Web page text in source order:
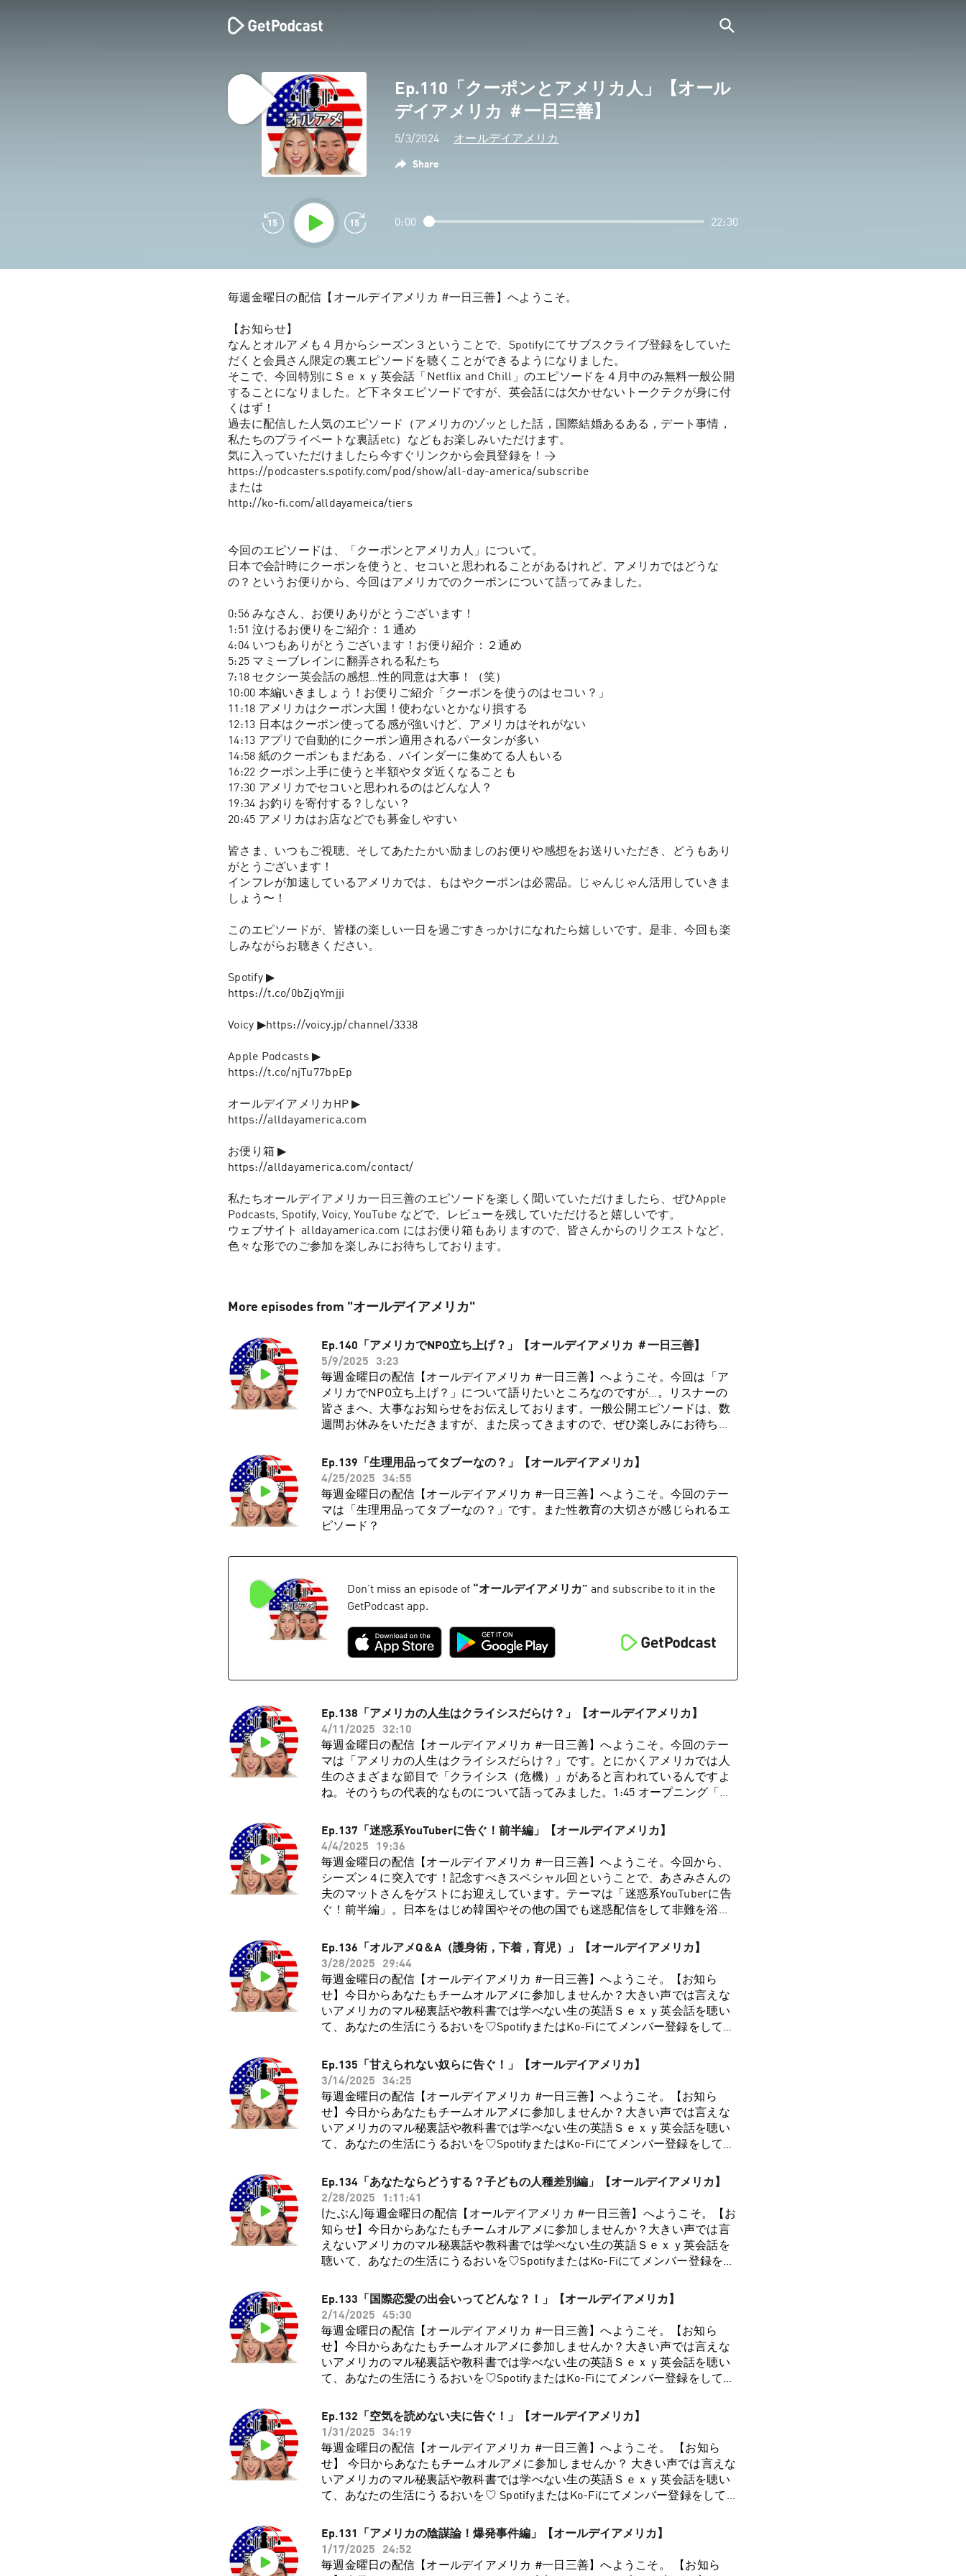
Ep.110「クーポンとアメリカ人」【オール
デイアメリカ ＃一日三善】
5/3/2024 オールデイアメリカ
Share
0:00 22:30
毎週金曜日の配信【オールデイアメリカ #一日三善】へようこそ。
【お知らせ】
なんとオルアメも４月からシーズン３ということで、Spotifyにてサブスクライブ登録をしていた
だくと会員さん限定の裏エピソードを聴くことができるようになりました。
そこで、今回特別にＳｅｘｙ英会話「Netflix and Chill」のエピソードを４月中のみ無料一般公開
することになりました。ど下ネタエピソードですが、英会話には欠かせないトークテクが身に付
くはず！
過去に配信した人気のエピソード（アメリカのゾッとした話，国際結婚あるある，デート事情，
私たちのプライベートな裏話etc）などもお楽しみいただけます。
気に入っていただけましたら今すぐリンクから会員登録を！→
https://podcasters.spotify.com/pod/show/all-day-america/subscribe
または
http://ko-fi.com/alldayameica/tiers
今回のエピソードは、「クーポンとアメリカ人」について。
日本で会計時にクーポンを使うと、セコいと思われることがあるけれど、アメリカではどうな
の？というお便りから、今回はアメリカでのクーポンについて語ってみました。
0:56 みなさん、お便りありがとうございます！
1:51 泣けるお便りをご紹介：１通め
4:04 いつもありがとうございます！お便り紹介：２通め
5:25 マミーブレインに翻弄される私たち
7:18 セクシー英会話の感想…性的同意は大事！（笑）
10:00 本編いきましょう！お便りご紹介「クーポンを使うのはセコい？」
11:18 アメリカはクーポン大国！使わないとかなり損する
12:13 日本はクーポン使ってる感が強いけど、アメリカはそれがない
14:13 アプリで自動的にクーポン適用されるパータンが多い
14:58 紙のクーポンもまだある、バインダーに集めてる人もいる
16:22 クーポン上手に使うと半額やタダ近くなることも
17:30 アメリカでセコいと思われるのはどんな人？
19:34 お釣りを寄付する？しない？
20:45 アメリカはお店などでも募金しやすい
皆さま、いつもご視聴、そしてあたたかい励ましのお便りや感想をお送りいただき、どうもあり
がとうございます！
インフレが加速しているアメリカでは、もはやクーポンは必需品。じゃんじゃん活用していきま
しょう〜！
このエピソードが、皆様の楽しい一日を過ごすきっかけになれたら嬉しいです。是非、今回も楽
しみながらお聴きください。
Spotify ▶︎
https://t.co/0bZjqYmjji
Voicy ▶︎https://voicy.jp/channel/3338
Apple Podcasts ▶︎
https://t.co/njTu77bpEp
オールデイアメリカHP ▶︎
https://alldayamerica.com
お便り箱 ▶︎
https://alldayamerica.com/contact/
私たちオールデイアメリカ一日三善のエピソードを楽しく聞いていただけましたら、ぜひApple
Podcasts, Spotify, Voicy, YouTube などで、レビューを残していただけると嬉しいです。
ウェブサイト alldayamerica.com にはお便り箱もありますので、皆さんからのリクエストなど、
色々な形でのご参加を楽しみにお待ちしております。
More episodes from "オールデイアメリカ"
Ep.140「アメリカでNPO立ち上げ？」【オールデイアメリカ ＃一日三善】
5/9/2025
3:23
毎週金曜日の配信【オールデイアメリカ #一日三善】へようこそ。今回は「ア
メリカでNPO立ち上げ？」について語りたいところなのですが…。リスナーの
皆さまへ、大事なお知らせをお伝えしております。一般公開エピソードは、数
週間お休みをいただきますが、また戻ってきますので、ぜひ楽しみにお待ちい
オルアメ」を聴くには、ぜひ会員登録をお願いします！🙏会員登録はコチラか
ら↓↓↓http://ko-fi.com/alldayameica/tiersまたは
https://podcasters.spotify.com/pod/show/all-day-america/subscribeSpotify
▶︎https://t.co/0bZjqYmjjiVoicy ▶︎https://voicy.jp/channel/3338Apple Podcasts
▶︎https://t.co/njTu77bpEpオールデイアメリカHP ▶︎https://alldayamerica.comお
集中。色々な形でのご参加を楽しみにお待ちしております。
Ep.139「生理用品ってタブーなの？」【オールデイアメリカ】
4/25/2025
34:55
毎週金曜日の配信【オールデイアメリカ #一日三善】へようこそ。今回のテー
マは「生理用品ってタブーなの？」です。また性教育の大切さが感じられるエ
ピソード？
Don't miss an episode of “オールデイアメリカ” and subscribe to it in the
GetPodcast app.
Ep.138「アメリカの人生はクライシスだらけ？」【オールデイアメリカ】
4/11/2025
32:10
毎週金曜日の配信【オールデイアメリカ #一日三善】へようこそ。今回のテー
マは「アメリカの人生はクライシスだらけ？」です。とにかくアメリカでは人
生のさまざまな節目で「クライシス（危機）」があると言われているんですよ
ね。そのうちの代表的なものについて語ってみました。1:45 オープニング「ク
ていた？4:30 「ミッドライフ・クライシス」（中年の危機）とは？6:25 突然す
ごい整形をしたり、SNSで別人になっていったり…8:50 あれ、私ってミッドラ
イフ・クライシス！？11:30 ミッドライフ・クライシス、心理学的にいうと？
12:21自分とは？「 アイデンティティ・クライシス」14:50 アメリカの若者がギ
ャップイヤーに世界旅行をする意味とは16:58 さらに深刻な存在の危機「イグジ
ステンシャル・クライシス」19:05 アニメ「チ。」でイグジステンシャル・クラ
たちがアメリカに渡ったのもクオーターライフ・クライシスの時26:34 社会に漂
う危機感「コレクティブ・クライシス」と希望疲れする若者29:20 個人主義が多
いアメリカでは自分と向き合うことが多いのかももやもやと感じている停滞感
や息苦しさも、「なんちゃらクライシス」と名前がつくことで、なんだか納得
できることもあるのかなと思ったりします。クライシスは、じつは人生が変わ
る転換点にいる証拠なのかもしれません。もがいて、あがいて、幸せに向かっ
「裏オルアメ」を聴くには、ぜひ会員登録をお願いします！🙏会員登録はコチ
ラから↓↓↓http://ko-fi.com/alldayameica/tiersまたは
https://podcasters.spotify.com/pod/show/all-day-america/subscribeSpotify
▶︎https://t.co/0bZjqYmjjiVoicy ▶︎https://voicy.jp/channel/3338Apple Podcasts
▶︎https://t.co/njTu77bpEpオールデイアメリカHP ▶︎https://alldayamerica.comお
便りやご質問はメールでどうぞ！ ▶︎alldayamerica2022@gmail.comぜひApple
集中。色々な形でのご参加を楽しみにお待ちしております。
Ep.137「迷惑系YouTuberに告ぐ！前半編」【オールデイアメリカ】
4/4/2025
19:36
毎週金曜日の配信【オールデイアメリカ #一日三善】へようこそ。今回から、
シーズン４に突入です！記念すべきスペシャル回ということで、あさみさんの
夫のマットさんをゲストにお迎えしています。テーマは「迷惑系YouTuberに告
ぐ！前半編」。日本をはじめ韓国やその他の国でも迷惑配信をして非難を浴び
ころ日本語で解説をしていますが、100％ではないので（笑）、気になる方はぜ
ひYouTubeで日本語の翻訳字幕をオンにしてご覧ください！🙏1:58 特別ゲスト
のマットさん、いらっしゃ〜い！3:22 お便りご紹介「タイトルコールなんて言
ってるの？」5:33 なんで言ってるのか、カタカナ読みだと…？7:51 アメリカ人
配信者ジョニー・ソマリとは？8:57 マットさんによる解説スタート！何がきっ
かけで炎上した？12:14 迷惑配信をした代償とは…逮捕、勾留、罰金、日本への
18:54 エンディング（新しくなったよ！）フィルターなしで言いまくり！？気に
なる「後編」をご覧になるには、ぜひ会員登録をお願いいたします〜！🙏会員
登録はコチラから↓↓↓http://ko-fi.com/alldayameica/tiersまたは
https://podcasters.spotify.com/pod/show/all-day-america/subscribeSpotify
▶︎https://t.co/0bZjqYmjjiVoicy ▶︎https://voicy.jp/channel/3338Apple Podcasts
▶︎https://t.co/njTu77bpEpオールデイアメリカHP ▶︎https://alldayamerica.comお
Podcasts, Spotify, Voicy, YouTube などで、レビューを残していただけると嬉しい
です。各配信チャンネルのコメントやメールでのお便り＆リクエストも常時募
集中。色々な形でのご参加を楽しみにお待ちしております。
Ep.136「オルアメQ＆A（護身術，下着，育児）」【オールデイアメリカ】
3/28/2025
29:44
毎週金曜日の配信【オールデイアメリカ #一日三善】へようこそ。【お知ら
せ】今日からあなたもチームオルアメに参加しませんか？大きい声では言えな
いアメリカのマル秘裏話や教科書では学べない生の英語Ｓｅｘｙ英会話を聴い
て、あなたの生活にうるおいを♡SpotifyまたはKo-Fiにてメンバー登録をしてい
チャットも？）過去に配信した人気のエピソード（アメリカのゾッとした話，
国際結婚あるある，デート事情etc）などもお楽しみいただけます。これからも
リスナーの皆様と楽しい一日を過ごせるよう、更なる応援を期待しておりま
す！会員登録はコチラから↓↓↓http://ko-fi.com/alldayameica/tiersまたは
https://podcasters.spotify.com/pod/show/all-day-america/subscribe今回のエ
ピソードは、「オルアメ質問コーナー」です。リスナーさんからいただいた素
る、金的事故5:21 金的で悶絶中、女性師範から「男でしょ！」と言われ…6:58
男性の本音としては…8:22 顔面パンチされて耐えられるかどうか問題9:02 地元
の子どもたちの喧嘩トレーニングの話11:19 男も女も格闘技・護身術は大事！
12:02 瞬発力は日常の育児でかなり鍛えられる14:32 お便り紹介その2「服を自
分で脱ぐ派」16:30 チェロさんからのお便りで記憶の扉が開いた17:34 先輩の家
に泊まりにいったときに…18:20 ブラとショーツに関して本音で語る19:48 みん
ていた22:30 今はいろんな下着の選択肢があっていいよね23:52 お便り紹介その
3「いつもありがとうございます！」25:47 いつも元気をもらってます！26:44
自分のお皿にいろんなものが乗りまくってドッカーン！27:47 爆発する前に、家
族で助け合えるのが理想だね引き続き注目の護身術、やっぱり金的最強説が濃
厚ですね（笑）。あなたは自ら脱ぐ派？それとも脱がされる派？下着へのこだ
わりについてのエピソードもぜひ教えてくださいね。匿名希望さん、チェロさ
▶︎https://t.co/0bZjqYmjjiVoicy ▶︎https://voicy.jp/channel/3338Apple Podcasts
▶︎https://t.co/njTu77bpEpオールデイアメリカHP ▶︎https://alldayamerica.comお
便り箱 ▶︎https://alldayamerica.com/contact/私たちオールデイアメリカ一日三
善のエピソードを楽しく聞いていただけましたら、ぜひApple Podcasts, Spotify,
Voicy, YouTube などで、レビューを残していただけると嬉しいです。ウェブサイ
ト alldayamerica.com にはお便り箱もありますので、皆さんからのリクエスト
Ep.135「甘えられない奴らに告ぐ！」【オールデイアメリカ】
3/14/2025
34:25
毎週金曜日の配信【オールデイアメリカ #一日三善】へようこそ。【お知ら
せ】今日からあなたもチームオルアメに参加しませんか？大きい声では言えな
いアメリカのマル秘裏話や教科書では学べない生の英語Ｓｅｘｙ英会話を聴い
て、あなたの生活にうるおいを♡SpotifyまたはKo-Fiにてメンバー登録をしてい
チャットも？）過去に配信した人気のエピソード（アメリカのゾッとした話，
国際結婚あるある，デート事情etc）などもお楽しみいただけます。これからも
リスナーの皆様と楽しい一日を過ごせるよう、更なる応援を期待しておりま
す！会員登録はコチラから↓↓↓http://ko-fi.com/alldayameica/tiersまたは
https://podcasters.spotify.com/pod/show/all-day-america/subscribe今回のエ
ピソードは、「甘えられない奴らに告ぐ！」です。ちょっと助けてほしい、手
は、そんなあなたにぜひ聞いてほしい内容です！0:55 日本人はヘルプを出せな
い人が多い？3:03 変なプライドがないほうが、人に甘えやすい4:34 親切にする
ことは損？得？6:07 テイカーに奪われるばかりにならないためには？8:55 仏の
顔も三度まで、テイカーだとわかったらハッキリ断る11:00 仕事ができる人ほど
いろいろ任されて損をする13:28 お礼はするべき？しないべき？15:42 おごりお
ごられ、持ちつ持たれつが理想17:17 アメリカでは知らない人でも気軽にヘルプ
が22:13 日本では「一人で生きている」と錯覚してしまう25:03 日頃から「小さ
い甘え」を出したり出されたりすること大事！28:24 キャリアウーマンの友達が
ママ友を作ったら…32:09 できない・やりたくないと断っていい！自己責任と
か、迷惑をかけるなとか、失礼だとか非常識だとか……。叩く言葉ばかりに気を
取られてしまいそうになりますが、きっと人は思っているよりも優しいし、親
切にしたいけれど二の足を踏んでいる人も多いものなので、勇気を出して甘え
ね。このエピソードが、皆様の楽しい一日を過ごすきっかけになれたら嬉しい
です！Spotify ▶︎https://t.co/0bZjqYmjjiVoicy
▶︎https://voicy.jp/channel/3338Apple Podcasts ▶︎https://t.co/njTu77bpEpオール
Ep.134「あなたならどうする？子どもの人種差別編」【オールデイアメリカ】
2/28/2025
1:11:41
(たぶん)毎週金曜日の配信【オールデイアメリカ #一日三善】へようこそ。【お
知らせ】今日からあなたもチームオルアメに参加しませんか？大きい声では言
えないアメリカのマル秘裏話や教科書では学べない生の英語Ｓｅｘｙ英会話を
聴いて、あなたの生活にうるおいを♡SpotifyまたはKo-Fiにてメンバー登録をし
ートチャットも？）過去に配信した人気のエピソード（アメリカのゾッとした
話，国際結婚あるある，デート事情etc）などもお楽しみいただけます。これか
らもリスナーの皆様と楽しい一日を過ごせるよう、更なる応援を期待しており
ます！会員登録はコチラから↓↓↓http://ko-fi.com/alldayameica/tiersまたは
https://podcasters.spotify.com/pod/show/all-day-america/subscribeさて、今
回のエピソードは「あなたならどうする？子どもの人種差別編」です。スペシ
ん）「陰謀論信者でも警察官として働けるの？」5:55 お便り紹介（エイメリー
さん）「ハーフ育児について」8:23 あさみ家ではパパがママを絶大的に崇めて
いる10:22 日本ともアメリカとも違う、個人としてのアイデンティティを確立す
ることの大切さ12:15 世界のどこにいっても生きられる強さを育てる14:21 まだ
先入観のない小さい時にしっかり説明することは大事17:36 子どもが人種差別を
受けた時の対処法とは？18:55 あさみの息子が学校で…「これって人種差別？」
どんエスカレートし…28:28 一番理解してくれたのはスクールカウンセラーだっ
た30:10 アジア人が少ない地域だと、何が差別なのかがよく理解されていない
33:28 えりなさんの住む地域では？（社会としての教育が必要）36:40 仲良くな
Ep.133「国際恋愛の出会いってどんな？！」【オールデイアメリカ】
2/14/2025
45:30
毎週金曜日の配信【オールデイアメリカ #一日三善】へようこそ。【お知ら
せ】今日からあなたもチームオルアメに参加しませんか？大きい声では言えな
いアメリカのマル秘裏話や教科書では学べない生の英語Ｓｅｘｙ英会話を聴い
て、あなたの生活にうるおいを♡SpotifyまたはKo-Fiにてメンバー登録をしてい
チャットも？）過去に配信した人気のエピソード（アメリカのゾッとした話，
国際結婚あるある，デート事情etc）などもお楽しみいただけます。これからも
リスナーの皆様と楽しい一日を過ごせるよう、更なる応援を期待しておりま
す！会員登録はコチラから↓↓↓http://ko-fi.com/alldayameica/tiersまたは
https://podcasters.spotify.com/pod/show/all-day-america/subscribe今回のエ
ピソードは、「国際恋愛の出会いってどんな？！」です。これまでも国際結婚
体験をもとに語ってみました！0:55 アメリカでは馴れ初めをしっかり話すこと
が多い2:30 めぐみと夫の出会いは？4:08 学生専用のコンドミニアムで…5:50 フ
ロントデスクが意地悪、マイクロアグレッションがすごい7:37 クレイグスリス
Ep.132「空気を読めない夫に告ぐ！」【オールデイアメリカ】
1/31/2025
34:19
毎週金曜日の配信【オールデイアメリカ #一日三善】へようこそ。 【お知ら
せ】 今日からあなたもチームオルアメに参加しませんか？ 大きい声では言えな
いアメリカのマル秘裏話や教科書では学べない生の英語Ｓｅｘｙ英会話を聴い
て、あなたの生活にうるおいを♡ SpotifyまたはKo-Fiにてメンバー登録をしてい
チャットも？） 過去に配信した人気のエピソード（アメリカのゾッとした話，
国際結婚あるある，デート事情etc）などもお楽しみいただけます。 これからも
リスナーの皆様と楽しい一日を過ごせるよう、更なる応援を期待しておりま
Ep.131「アメリカの陰謀論！爆発事件編」【オールデイアメリカ】
1/17/2025
24:52
毎週金曜日の配信【オールデイアメリカ #一日三善】へようこそ。 【お知ら